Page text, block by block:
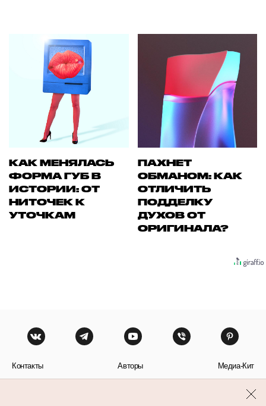
КАК МЕНЯЛАСЬ
ФОРМА ГУБ В
ИСТОРИИ: ОТ
НИТОЧЕК К
УТОЧКАМ
ПАХНЕТ
ОБМАНОМ: КАК
ОТЛИЧИТЬ
ПОДДЕЛКУ
ДУХОВ ОТ
ОРИГИНАЛА?
Контакты Авторы Медиа-Кит